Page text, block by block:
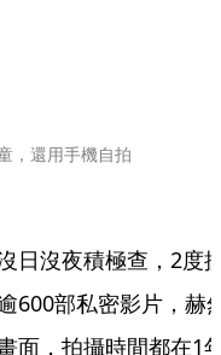
，還用手機自拍
日沒夜積極查，2度
600部私密影片，赫
面，拍攝時間都在1